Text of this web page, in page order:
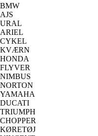
BMW
AJS
URAL
ARIEL
CYKEL
KVÆRN
HONDA
FLYVER
NIMBUS
NORTON
YAMAHA
DUCATI
TRIUMPH
CHOPPER
KØRETØJ